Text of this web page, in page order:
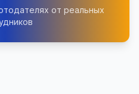
от реальных